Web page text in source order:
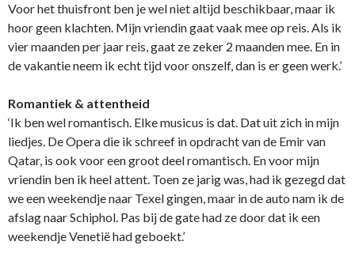
Voor het thuisfront ben je wel niet altijd beschikbaar, maar ik
hoor geen klachten. Mijn vriendin gaat vaak mee op reis. Als ik
vier maanden per jaar reis, gaat ze zeker 2 maanden mee. En in
de vakantie neem ik echt tijd voor onszelf, dan is er geen werk.’
Romantiek & attentheid
‘Ik ben wel romantisch. Elke musicus is dat. Dat uit zich in mijn
liedjes. De Opera die ik schreef in opdracht van de Emir van
Qatar, is ook voor een groot deel romantisch. En voor mijn
vriendin ben ik heel attent. Toen ze jarig was, had ik gezegd dat
we een weekendje naar Texel gingen, maar in de auto nam ik de
afslag naar Schiphol. Pas bij de gate had ze door dat ik een
weekendje Venetië had geboekt.’